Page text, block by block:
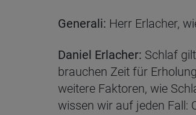
Generali: Herr Erlacher,
Daniel Erlacher: Schlaf
brauchen Zeit für
weitere Faktoren, wie
wissen wir auf jeden Fall: